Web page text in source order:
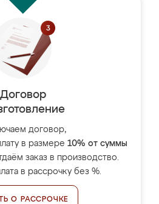
Договор
договор,
в размере 10% от суммы
заказ в производство.
в рассрочку без %.
О РАССРОЧКЕ